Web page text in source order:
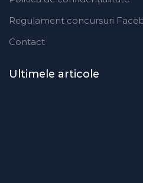
Regulament concursuri
Contact
Ultimele articole